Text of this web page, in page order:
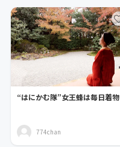
“はにかむ隊”女王蜂は毎日着物
774chan